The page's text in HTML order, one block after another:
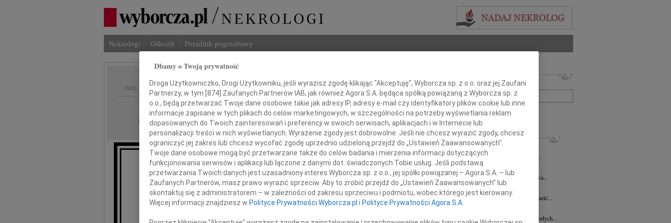
Nekrologi Odeszli Poradnik pogrzebowy
IMIĘ I NAZWISKO:
REGION: Płock
DATA EMISJI: 24.03.2010
Panu
Krzysztofowi Dziewulskiemu
Imię i nazwisko lub numer ogłoszenia:
+ szukanie zaawansowane
INNE NEKROLOGI
Mirosław Moszczyński 14.08.2025
W dniu 12 sierpnia 2025 roku odszedł nasz...
17.03.2025Płock
Pani Dorocie Biernat pracownikowi Starostwa...
Bartosz Szatkowski 18.03.2022
Słowa wydają się niewystarczające Aby wyrazić...
Lech Marek Grala
Odszedł Lech Marek Grala poeta, mentor młodych...
Dbamy o Twoją prywatność
Droga Użytkowniczko, Drogi Użytkowniku, jeśli wyrazisz zgodę klikając "Akceptuję", Wyborcza sp. z o.o. oraz jej Zaufani
Partnerzy, w tym [874] Zaufanych Partnerów IAB, jak również Agora S.A. będąca spółką powiązaną z Wyborcza sp. z
o.o., będą przetwarzać Twoje dane osobowe takie jak adresy IP, adresy e-mail czy identyfikatory plików cookie lub inne
informacje zapisane w tych plikach do celów marketingowych, w szczególności na potrzeby wyświetlania reklam
dopasowanych do Twoich zainteresowań i preferencji w swoich serwisach, aplikacjach i w Internecie lub
personalizacji treści w nich wyświetlanych. Wyrażenie zgody jest dobrowolne. Jeśli nie chcesz wyrazić zgody, chcesz
ograniczyć jej zakres lub chcesz wycofać zgodę uprzednio udzieloną przejdź do „Ustawień Zaawansowanych”.
Twoje dane osobowe mogą być przetwarzane także do celów badania i mierzenia informacji dotyczących
funkcjonowania serwisów i aplikacji lub łączone z danymi dot. świadczonych Tobie usług. Jeśli podstawą
przetwarzania Twoich danych jest uzasadniony interes Wyborcza sp. z o.o., jej spółki powiązanej – Agora S.A. – lub
Zaufanych Partnerów, masz prawo wyrazić sprzeciw. Aby to zrobić przejdź do „Ustawień Zaawansowanych” lub
skontaktuj się z administratorem – w zależności od zakresu sprzeciwu i podmiotu, wobec którego jest kierowany.
Więcej informacji znajdziesz w Polityce Prywatności Wyborcza.pl i Polityce Prywatności Agora S.A.